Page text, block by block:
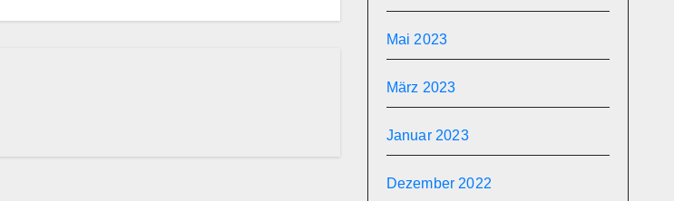
Mai 2023
März 2023
Januar 2023
Dezember 2022